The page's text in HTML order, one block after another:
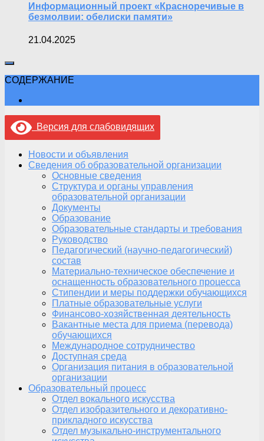
Информационный проект «Красноречивые в
безмолвии: обелиски памяти»
21.04.2025
СОДЕРЖАНИЕ
Версия для слабовидящих
Новости и объявления
Сведения об образовательной организации
Основные сведения
Структура и органы управления
образовательной организации
Документы
Образование
Образовательные стандарты и требования
Руководство
Педагогический (научно-педагогический)
состав
Материально-техническое обеспечение и
оснащенность образовательного процесса
Стипендии и меры поддержки обучающихся
Платные образовательные услуги
Финансово-хозяйственная деятельность
Вакантные места для приема (перевода)
обучающихся
Международное сотрудничество
Доступная среда
Организация питания в образовательной
организации
Образовательный процесс
Отдел вокального искусства
Отдел изобразительного и декоративно-
прикладного искусства
Отдел музыкально-инструментального